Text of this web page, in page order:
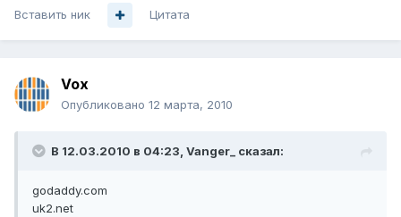
Вставить ник Цитата
Vox
Опубликовано 12 марта, 2010
В 12.03.2010 в 04:23, Vanger_ сказал:
godaddy.com
uk2.net